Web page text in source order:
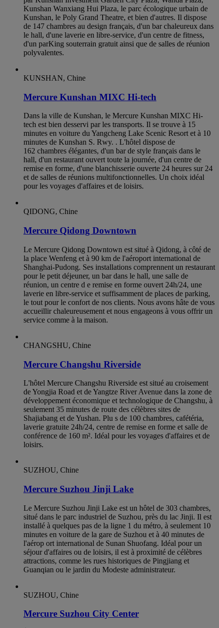
Kunshan Wanxiang Hui Plaza, le parc écologique urbain de
Kunshan, le Poly Grand Theatre, et bien d'autres. Il dispose
de 147 chambres au design français, d'un bar chaleureux dans
le hall, d'une laverie en libre-service, d'un centre de fitness,
d'un parKing souterrain gratuit ainsi que de salles de réunion
polyvalentes.
KUNSHAN, Chine
Mercure Kunshan MIXC Hi-tech
Dans la ville de Kunshan, le Mercure Kunshan MIXC Hi-
tech est bien desservi par les transports. Il se trouve à 15
minutes en voiture du Yangcheng Lake Scenic Resort et à 10
minutes de Kunshan S. Rwy. . L'hôtel dispose de
162 chambres élégantes, d'un bar de style français dans le
hall, d'un restaurant ouvert toute la journée, d'un centre de
remise en forme, d'une blanchisserie ouverte 24 heures sur 24
et de salles de réunions multifonctionnelles. Un choix idéal
pour les voyages d'affaires et de loisirs.
QIDONG, Chine
Mercure Qidong Downtown
Le Mercure Qidong Downtown est situé à Qidong, à côté de
la place Wenfeng et à 90 km de l'aéroport international de
Shanghai-Pudong. Ses installations comprennent un restaurant
pour le petit déjeuner, un bar dans le hall, une salle de
réunion, un centre d e remise en forme ouvert 24h/24, une
laverie en libre-service et suffisamment de places de parking,
le tout pour le confort de nos clients. Nous avons hâte de vous
accueillir chaleureusement et nous engageons à vous offrir un
service comme à la maison.
CHANGSHU, Chine
Mercure Changshu Riverside
L'hôtel Mercure Changshu Riverside est situé au croisement
de Yongjia Road et de Yangtze River Avenue dans la zone de
développement économique et technologique de Changshu, à
seulement 35 minutes de route des célèbres sites de
Shajiabang et de Yushan. Plu s de 100 chambres, cafétéria,
laverie gratuite 24h/24, centre de remise en forme et salle de
conférence de 160 m². Idéal pour les voyages d'affaires et de
loisirs.
SUZHOU, Chine
Mercure Suzhou Jinji Lake
Le Mercure Suzhou Jinji Lake est un hôtel de 303 chambres,
situé dans le parc industriel de Suzhou, près du lac Jinji. Il est
installé à quelques pas de la ligne 1 du métro, à seulement 10
minutes en voiture de la gare de Suzhou et à 40 minutes de
l'aérop ort international de Sunan Shuofang. Idéal pour un
séjour d'affaires ou de loisirs, il est à proximité de célèbres
attractions, comme les rues historiques de Pingjiang et
Guanqian ou le jardin du Modeste administrateur.
SUZHOU, Chine
Mercure Suzhou City Center